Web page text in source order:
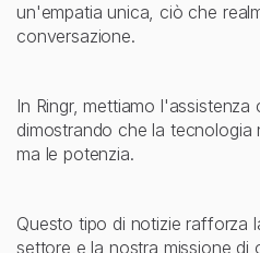
un'empatia unica, ciò che
conversazione.
In Ringr, mettiamo l'assistenza
dimostrando che la tecnologia
ma le potenzia.
Questo tipo di notizie rafforza
settore e la nostra missione di